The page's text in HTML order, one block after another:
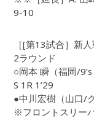
9-10
［[第13試合］新
2ラウンド
○岡本 瞬（福岡/9’s
S 1R 1’29
●中川宏樹（山口/
※フロントスリー